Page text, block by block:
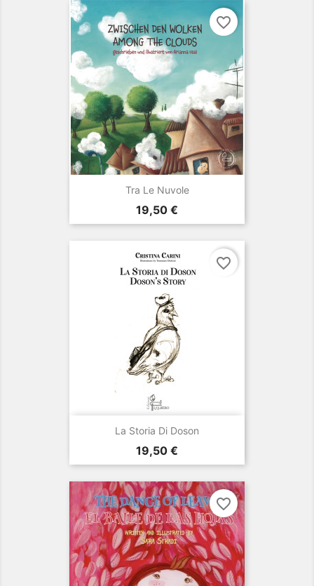
Tra Le Nuvole
Prezzo
19,50 €
favorite_border
La Storia Di Doson
Prezzo
19,50 €
favorite_border
favorite_border